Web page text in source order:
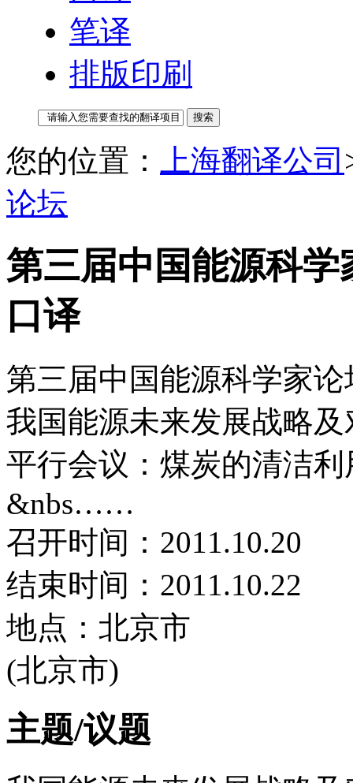
笔译
排版印刷
您的位置： 上海翻译公司
论坛
第三届中国能源科
口译
第三届中国能源科学家论
我国能源未来发展战略及
平行会议：煤炭的清洁利
&nbs……
召开时间：2011.10.20
结束时间：2011.10.22
地点：北京市
(北京市)
主题/议题